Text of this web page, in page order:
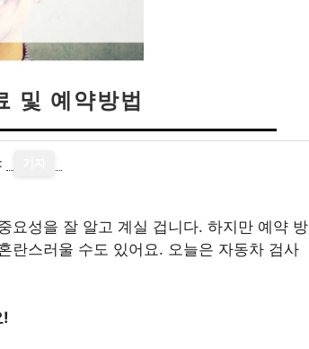
및 예약방법
요성을 잘 알고 계실 겁니다. 하지만 예약 방
란스러울 수도 있어요. 오늘은 자동차 검사
!